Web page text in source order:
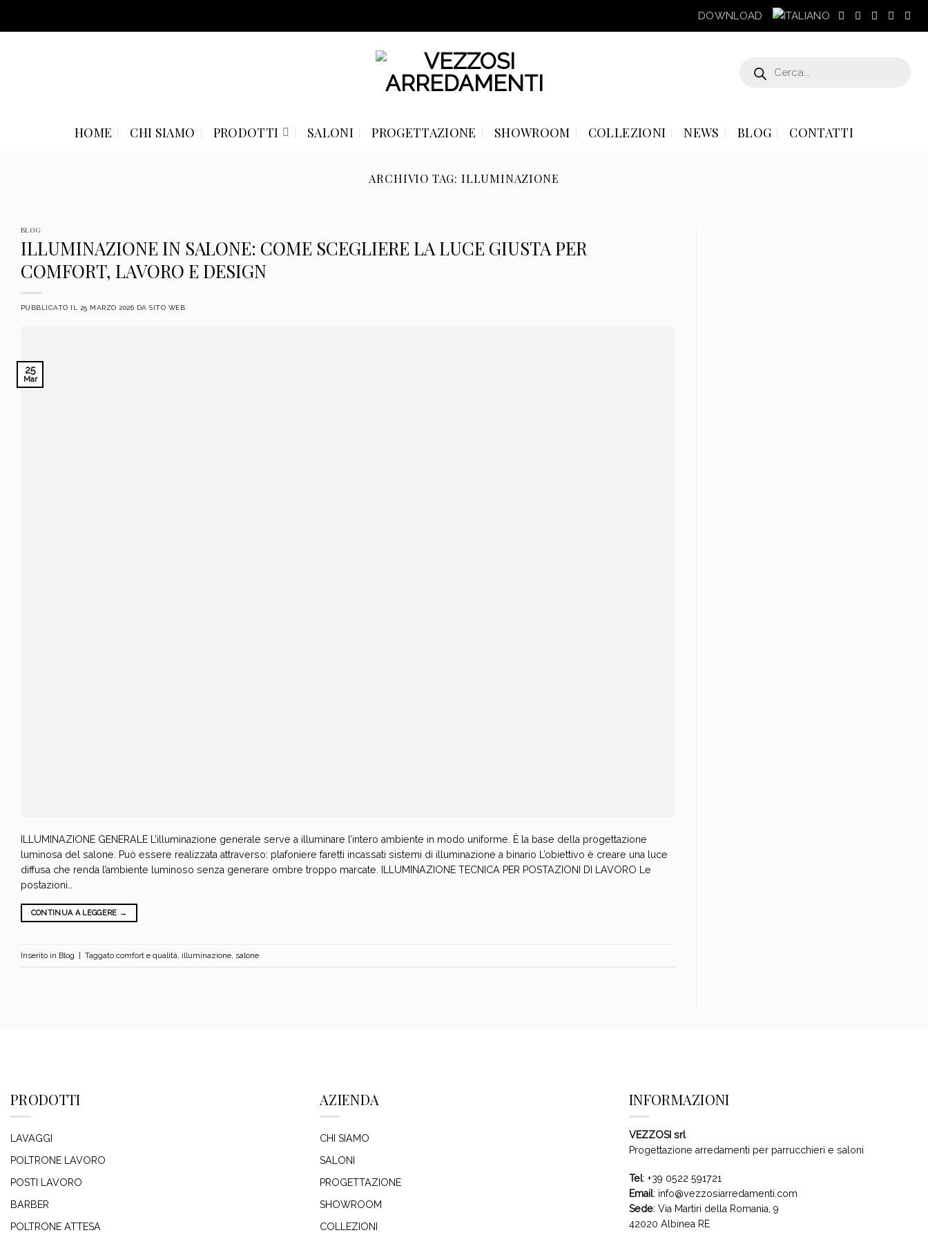
DOWNLOAD
search
HOME CHI SIAMO PRODOTTI SALONI PROGETTAZIONE SHOWROOM COLLEZIONI NEWS BLOG CONTATTI
ARCHIVIO TAG: ILLUMINAZIONE
BLOG
ILLUMINAZIONE IN SALONE: COME SCEGLIERE LA LUCE GIUSTA PER
COMFORT, LAVORO E DESIGN
PUBBLICATO IL 25 MARZO 2026 DASITO WEB
25
Mar
ILLUMINAZIONE GENERALE L’illuminazione generale serve a illuminare l’intero ambiente in modo uniforme. È la base della progettazione
luminosa del salone. Può essere realizzata attraverso: plafoniere faretti incassati sistemi di illuminazione a binario L’obiettivo è creare una luce
diffusa che renda l’ambiente luminoso senza generare ombre troppo marcate. ILLUMINAZIONE TECNICA PER POSTAZIONI DI LAVORO Le
postazioni…
CONTINUA A LEGGERE →
Inserito in Blog | Taggato comfort e qualità, illuminazione, salone
PRODOTTI
LAVAGGI
POLTRONE LAVORO
POSTI LAVORO
BARBER
POLTRONE ATTESA
AZIENDA
CHI SIAMO
SALONI
PROGETTAZIONE
SHOWROOM
COLLEZIONI
INFORMAZIONI
VEZZOSI srl
Progettazione arredamenti per parrucchieri e saloni
Tel: +39 0522 591721
Email: info@vezzosiarredamenti.com
Sede: Via Martiri della Romania, 9
42020 Albinea RE